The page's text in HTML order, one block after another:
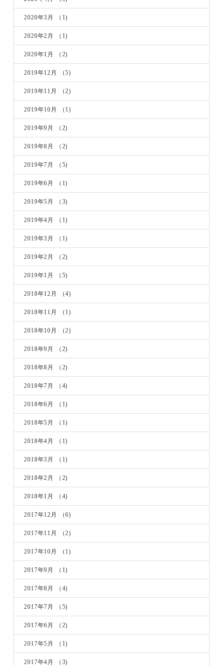
2020年3月 （1)
2020年2月 （1)
2020年1月 （2)
2019年12月 （5)
2019年11月 （2)
2019年10月 （1)
2019年9月 （2)
2019年8月 （2)
2019年7月 （5)
2019年6月 （1)
2019年5月 （3)
2019年4月 （1)
2019年3月 （1)
2019年2月 （2)
2019年1月 （5)
2018年12月 （4)
2018年11月 （1)
2018年10月 （2)
2018年9月 （2)
2018年8月 （2)
2018年7月 （4)
2018年6月 （1)
2018年5月 （1)
2018年4月 （1)
2018年3月 （1)
2018年2月 （2)
2018年1月 （4)
2017年12月 （6)
2017年11月 （2)
2017年10月 （1)
2017年9月 （1)
2017年8月 （4)
2017年7月 （5)
2017年6月 （2)
2017年5月 （1)
2017年4月 （3)